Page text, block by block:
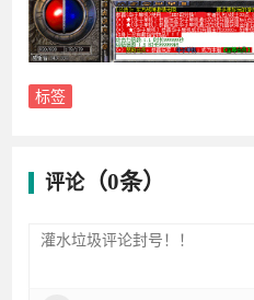
标签
评论（0条）